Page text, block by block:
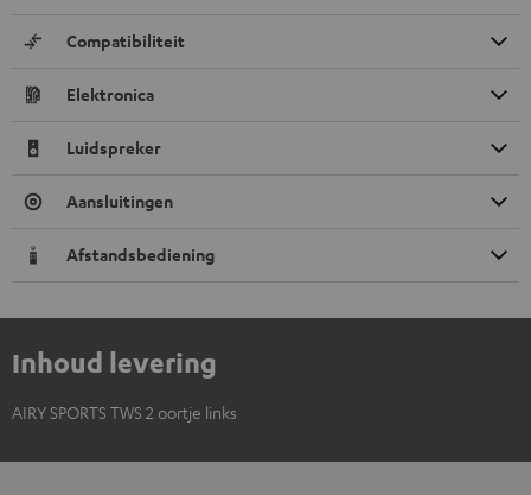
Compatibiliteit
Elektronica
Luidspreker
Aansluitingen
Afstandsbediening
Inhoud levering
AIRY SPORTS TWS 2 oortje links